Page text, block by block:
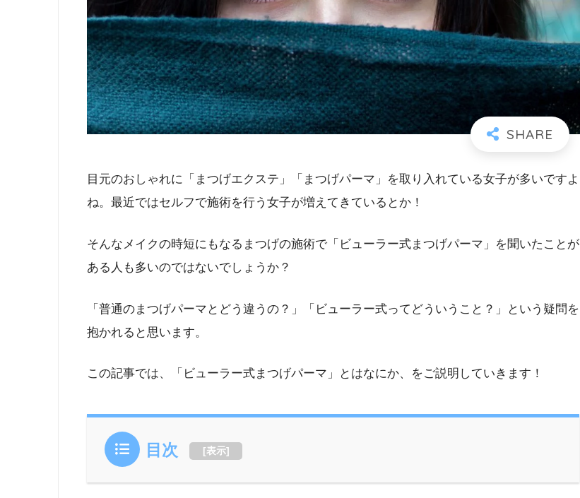
目元のおしゃれに「まつげエクステ」「まつげパーマ」を取り入れている女子が多いですよ
ね。最近ではセルフで施術を行う女子が増えてきているとか！
そんなメイクの時短にもなるまつげの施術で「ビューラー式まつげパーマ」を聞いたことが
ある人も多いのではないでしょうか？
「普通のまつげパーマとどう違うの？」「ビューラー式ってどういうこと？」という疑問を
抱かれると思います。
この記事では、「ビューラー式まつげパーマ」とはなにか、をご説明していきます！
目次 [表示]